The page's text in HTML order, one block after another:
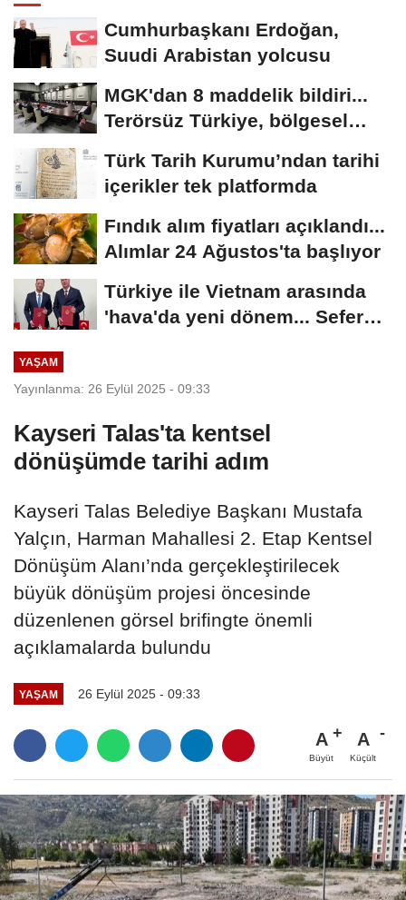
Cumhurbaşkanı Erdoğan,
Suudi Arabistan yolcusu
MGK'dan 8 maddelik bildiri...
Terörsüz Türkiye, bölgesel
Türk Tarih Kurumu’ndan tarihi
içerikler tek platformda
Fındık alım fiyatları açıklandı...
Alımlar 24 Ağustos'ta başlıyor
Türkiye ile Vietnam arasında
'hava'da yeni dönem... Sefer
YAŞAM
Yayınlanma: 26 Eylül 2025 - 09:33
Kayseri Talas'ta kentsel
dönüşümde tarihi adım
Kayseri Talas Belediye Başkanı Mustafa
Yalçın, Harman Mahallesi 2. Etap Kentsel
Dönüşüm Alanı’nda gerçekleştirilecek
büyük dönüşüm projesi öncesinde
düzenlenen görsel brifingte önemli
açıklamalarda bulundu
YAŞAM 26 Eylül 2025 - 09:33
A
Büyüt
A
Küçült